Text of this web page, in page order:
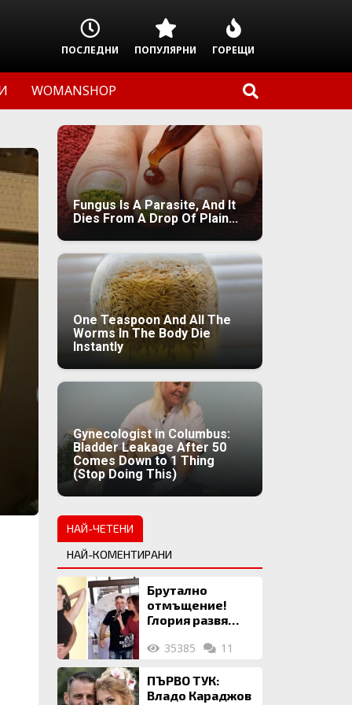
ПОСЛЕДНИ ПОПУЛЯРНИ ГОРЕЩИ
WOMANSHOP
Fungus Is A Parasite, And It
Dies From A Drop Of Plain...
One Teaspoon And All The
Worms In The Body Die
Instantly
Gynecologist in Columbus:
Bladder Leakage After 50
Comes Down to 1 Thing
(Stop Doing This)
НАЙ-ЧЕТЕНИ
НАЙ-КОМЕНТИРАНИ
Брутално
отмъщение!
Глория развя
на Илия: Ожени
жена, заряза
Симона, за да
35385 11
ПЪРВО ТУК:
Владо Караджов